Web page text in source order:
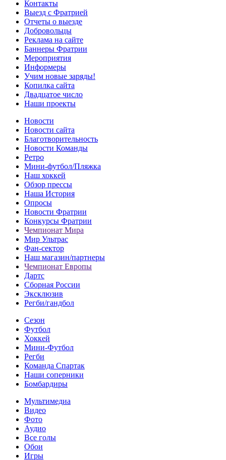
Контакты
Выезд с Фратрией
Отчеты о выезде
Добровольцы
Реклама на сайте
Баннеры Фратрии
Мероприятия
Информеры
Учим новые заряды!
Копилка сайта
Двадцатое число
Наши проекты
Новости
Новости сайта
Благотворительность
Новости Команды
Ретро
Мини-футбол/Пляжка
Наш хоккей
Обзор прессы
Наша История
Опросы
Новости Фратрии
Конкурсы Фратрии
Чемпионат Мира
Мир Ультрас
Фан-cектор
Наш магазин/партнеры
Чемпионат Европы
Дартс
Сборная России
Эксклюзив
Регби/гандбол
Сезон
Футбол
Хоккей
Мини-Футбол
Регби
Команда Спартак
Наши соперники
Бомбардиры
Мультимедиа
Видео
Фото
Аудио
Все голы
Обои
Игры